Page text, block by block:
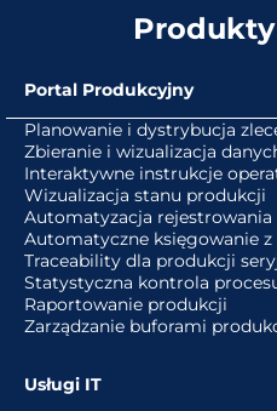
Produkty
Portal Produkcyjny
Planowanie i dystrybucja
Zbieranie i wizualizacja
Interaktywne instrukcje
Wizualizacja stanu produkcji
Automatyzacja
Automatyczne księgowanie z
Traceability dla produkcji
Statystyczna kontrola
Raportowanie produkcji
Zarządzanie buforami
Usługi IT